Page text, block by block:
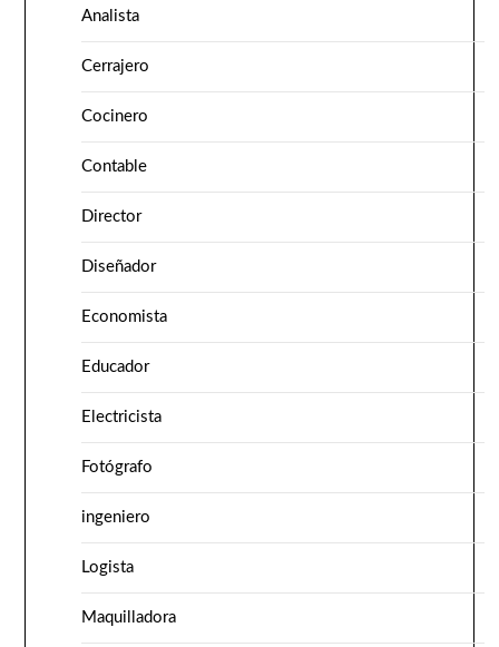
Analista
Cerrajero
Cocinero
Contable
Director
Diseñador
Economista
Educador
Electricista
Fotógrafo
ingeniero
Logista
Maquilladora